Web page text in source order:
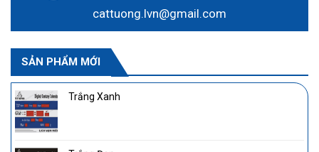
cattuong.lvn@gmail.com
SẢN PHẨM MỚI
Trắng Xanh